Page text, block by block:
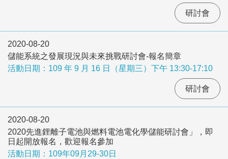
研討會
2020-08-20
儲能系統之發展現況與未來挑戰研討會-報名簡章
活動日期：109 年 9 月 16 日（星期三）下午 13:30-17:10
研討會
2020-08-20
2020先進鋰離子電池與燃料電池電化學儲能研討會」，即
日起開放報名，歡迎報名參加
活動日期：109年09月29-30日